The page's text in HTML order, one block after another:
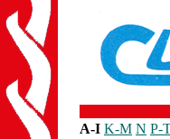
A-I K-M N P-